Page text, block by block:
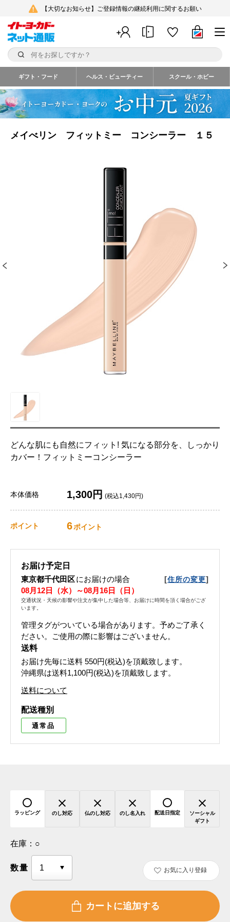
【大切なお知らせ】ご登録情報の継続利用に関するお願い
ギフト・フード ヘルス・ビューティー スクール・ホビー
メイべリン フィットミー コンシーラー １５
どんな肌にも自然にフィット! 気になる部分を、しっかり
カバー！フィットミーコンシーラー
本体価格 1,300円 (税込1,430円)
ポイント 6ポイント
お届け予定日
東京都千代田区にお届けの場合 [住所の変更]
08月12日（水）～08月16日（日）
交通状況・天候の影響や注文が集中した場合等、お届けに時間を頂く場合がござ
います。
管理タグがついている場合があります。予めご了承く
ださい。ご使用の際に影響はございません。
送料
お届け先毎に送料 550円(税込)を頂戴致します。
沖縄県は送料1,100円(税込)を頂戴致します。
送料について
配送種別
通常品
ラッピング のし対応 仏のし対応 のし名入れ 配送日指定
ソーシャル
ギフト
在庫： ○
数量 お気に入り登録